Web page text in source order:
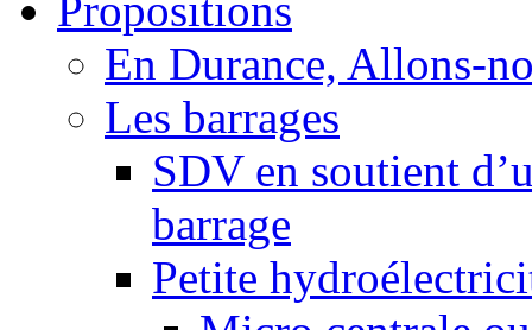
Propositions
En Durance, Allons-
Les barrages
SDV en soutient
barrage
Petite